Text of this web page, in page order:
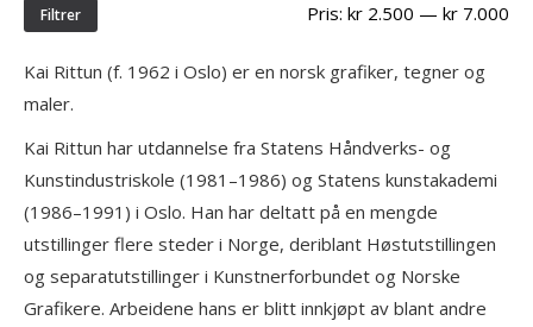
Filtrer Pris: kr 2.500 — kr 7.000
Kai Rittun (f. 1962 i Oslo) er en norsk grafiker, tegner og
maler.
Kai Rittun har utdannelse fra Statens Håndverks- og
Kunstindustriskole (1981–1986) og Statens kunstakademi
(1986–1991) i Oslo. Han har deltatt på en mengde
utstillinger flere steder i Norge, deriblant Høstutstillingen
og separatutstillinger i Kunstnerforbundet og Norske
Grafikere. Arbeidene hans er blitt innkjøpt av blant andre